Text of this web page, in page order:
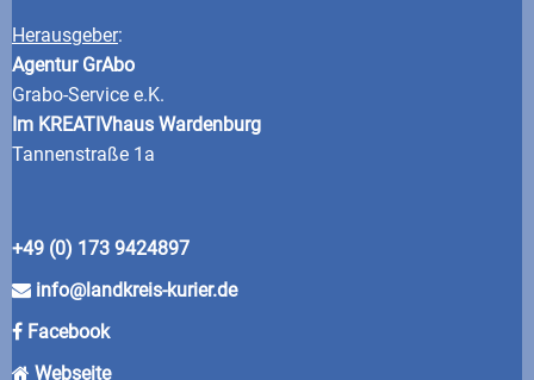
Herausgeber:
Agentur GrAbo
Grabo-Service e.K.
Im KREATIVhaus Wardenburg
Tannenstraße 1a
+49 (0) 173 9424897
info@landkreis-kurier.de
Facebook
Webseite